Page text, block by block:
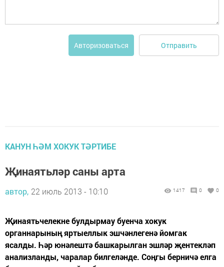
Авторизоваться Отправить
КАНУН ҺӘМ ХОКУК ТӘРТИБЕ
Җинаятьләр саны арта
автор, 22 июль 2013 - 10:10 1417 0 0
Җинаятьчелекне булдырмау буенча хокук
органнарының яртыеллык эшчәнлегенә йомгак
ясалды. Һәр юнәлештә башкарылган эшләр җентекләп
анализланды, чаралар билгеләнде. Соңгы берничә елга